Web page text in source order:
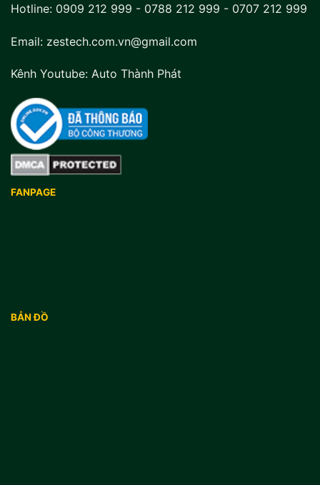
Hotline: 0909 212 999 - 0788 212 999 - 0707 212 999
Email: zestech.com.vn@gmail.com
Kênh Youtube: Auto Thành Phát
FANPAGE
BẢN ĐỒ